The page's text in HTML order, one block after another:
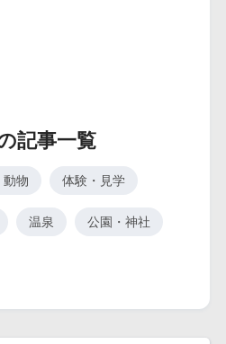
記事一覧
動物 体験・見学
温泉 公園・神社